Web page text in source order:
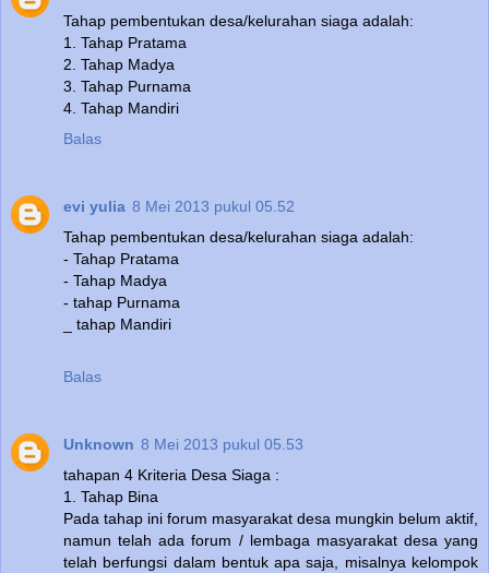
Tahap pembentukan desa/kelurahan siaga adalah:
1. Tahap Pratama
2. Tahap Madya
3. Tahap Purnama
4. Tahap Mandiri
Balas
evi yulia 8 Mei 2013 pukul 05.52
Tahap pembentukan desa/kelurahan siaga adalah:
- Tahap Pratama
- Tahap Madya
- tahap Purnama
_ tahap Mandiri
Balas
Unknown 8 Mei 2013 pukul 05.53
tahapan 4 Kriteria Desa Siaga :
1. Tahap Bina
Pada tahap ini forum masyarakat desa mungkin belum aktif,
namun telah ada forum / lembaga masyarakat desa yang
telah berfungsi dalam bentuk apa saja, misalnya kelompok